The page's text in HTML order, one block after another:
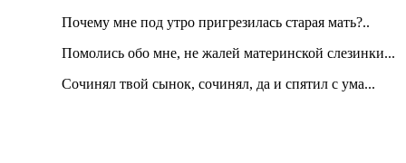
Почему мне под утро пригрезилась старая мать?..
Помолись обо мне, не жалей материнской слезинки...
Сочинял твой сынок, сочинял, да и спятил с ума...